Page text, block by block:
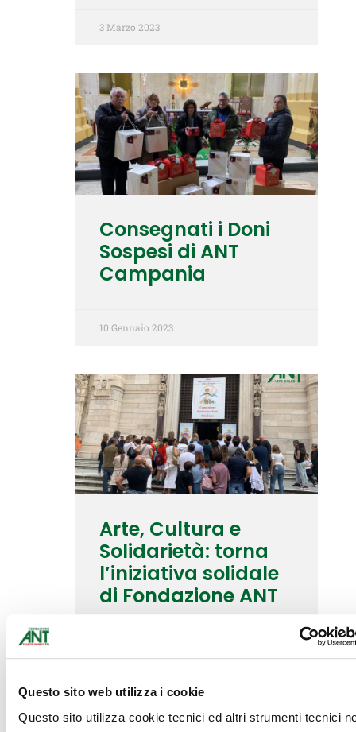
Questo sito web utilizza i cookie
Questo sito utilizza cookie tecnici ed altri strumenti tecnici
3 Marzo 2023
Consegnati i Doni
Sospesi di ANT
Campania
10 Gennaio 2023
Arte, Cultura e
Solidarietà: torna
l’iniziativa solidale
di Fondazione ANT